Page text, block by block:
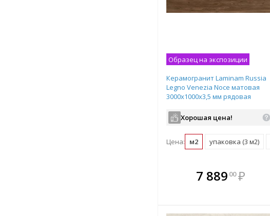
Образец на экспозиции
Керамогранит Laminam Russia
Legno Venezia Noce матовая
3000х1000х3,5 мм рядовая
Хорошая цена!
Цена: м2 упаковка (3 м2)
7 889 00 ₽
В комплекте
всегда выгоднее!